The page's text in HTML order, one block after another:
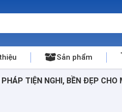
Sản phẩm
TIỆN NGHI, BỀN ĐẸP CHO